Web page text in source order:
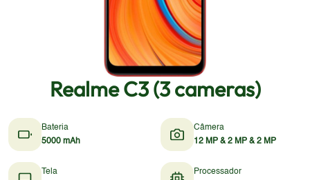
Realme C3 (3 cameras)
Bateria
5000 mAh
Câmera
12 MP & 2 MP & 2 MP
Tela
Processador